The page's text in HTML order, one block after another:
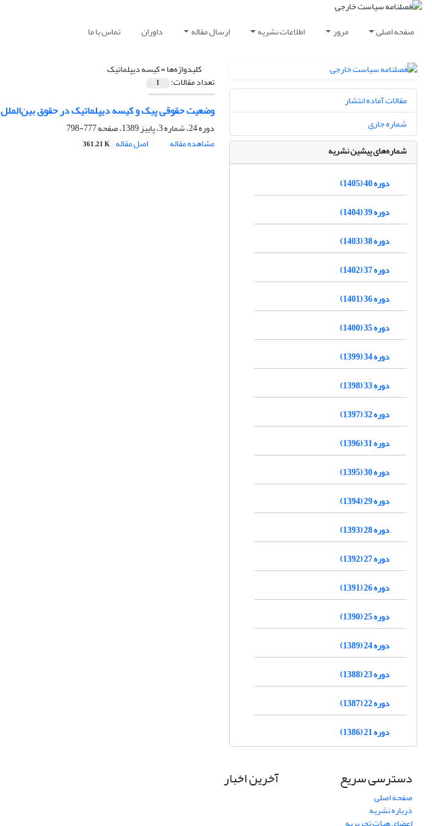
صفحه اصلی مرور اطلاعات نشریه ارسال مقاله داوران تماس با ما
کلیدواژه‌ها =کیسه دیپلماتیک
تعداد مقالات: 1
وضعیت حقوقی پیک و کیسه دیپلماتیک در حقوق بین‌الملل ‏
دوره 24، شماره 3، پاییز 1389، صفحه
777-798
مشاهده مقاله
اصل مقاله 361.21 K
مقالات آماده انتشار
شماره جاری
شماره‌های پیشین نشریه
دوره 40 (1405)
دوره 39 (1404)
دوره 38 (1403)
دوره 37 (1402)
دوره 36 (1401)
دوره 35 (1400)
دوره 34 (1399)
دوره 33 (1398)
دوره 32 (1397)
دوره 31 (1396)
دوره 30 (1395)
دوره 29 (1394)
دوره 28 (1393)
دوره 27 (1392)
دوره 26 (1391)
دوره 25 (1390)
دوره 24 (1389)
دوره 23 (1388)
دوره 22 (1387)
دوره 21 (1386)
دسترسی سریع
صفحه اصلی
درباره نشریه
آخرین اخبار